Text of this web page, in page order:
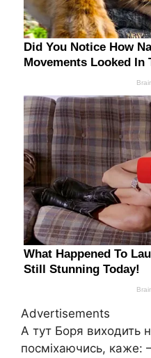
Advertisements
А тут Боря виходить
посміхаючись, каже: